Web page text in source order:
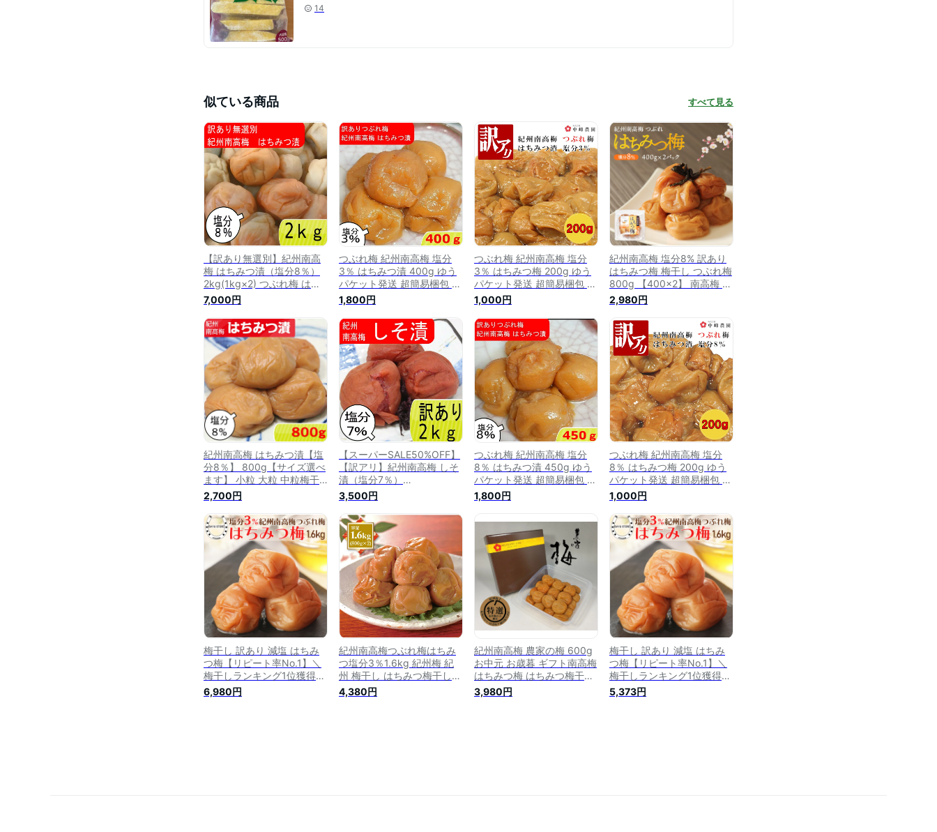
14
似ている商品 すべて見る
【訳あり無選別】紀州南高
梅 はちみつ漬（塩分8％）
2kg(1kg×2) つぶれ梅 はち
みつ梅干し はちみつ梅 蜂蜜
梅 はちみつうめ ハチミツ梅
干し 減塩梅干し 蜂蜜梅干し
紀州梅 南高梅 高級梅 梅 高
級 お取り寄せ 送料無料
7,000円
つぶれ梅 紀州南高梅 塩分
3％ はちみつ漬 400g ゆう
パケット発送 超簡易梱包 は
ちみつ梅干し はちみつ梅 蜂
蜜梅 はちみつうめ 梅干し
減塩梅干し 蜂蜜梅干し 紀州
梅 南高梅 梅 お取り寄せ 送
料無料 訳あり お得 低塩 ハ
チミツ
1,800円
つぶれ梅 紀州南高梅 塩分
3％ はちみつ梅 200g ゆう
パケット発送 超簡易梱包 塩
分補給 熱中症対策 はちみつ
梅干し はちみつ漬 蜂蜜梅
はちみつうめ 梅干し 減塩梅
干し 蜂蜜梅干し 紀州梅 南
高梅 梅 お取り寄せ 送料無
料 訳あり お得 低塩 ハチミ
ツ
1,000円
紀州南高梅 塩分8% 訳あり
はちみつ梅 梅干し つぶれ梅
800g 【400×2】 南高梅 つ
ぶれ梅 紀州南高梅つぶれ梅
和歌山 高級 紀州梅 紀州梅
干し 訳あり梅干し わけあり
梅干し はちみつ はちみつ梅
干し 蜂蜜梅干し 減塩梅干し
家庭用 うめぼし 減塩はちみ
つ 蜂蜜梅 送料無料 梅
2,980円
紀州南高梅 はちみつ漬【塩
分8％】 800g【サイズ選べ
ます】 小粒 大粒 中粒梅干
し 梅 はちみつ梅 はちみつ
うめ はちみつ梅干し ハチミ
ツ梅干し 蜂蜜梅干し 減塩梅
干し 南高梅 紀州梅干し 紀
州梅 高級梅 高級 減塩 産地
直送 和歌山 お取り寄せ 送
料無料
2,700円
【スーパーSALE50%OFF】
【訳アリ】紀州南高梅 しそ
漬（塩分7％）
2kg(500g×4) つぶれ梅 賞
味期限短い しそ梅干し はち
みつ 蜂蜜 しそうめ しそ梅
干し 減塩梅干し しそ梅干し
紀州梅 南高梅 高級梅 梅 高
級 お取り寄せ 送料無料 つ
ぶれ梅
3,500円
つぶれ梅 紀州南高梅 塩分
8％ はちみつ漬 450g ゆう
パケット発送 超簡易梱包 は
ちみつ梅干し はちみつ梅 蜂
蜜梅 はちみつうめ ハチミツ
し 紀州梅 南高梅 梅 お取り
寄せ 送料無料 訳あり お得
低塩
1,800円
つぶれ梅 紀州南高梅 塩分
8％ はちみつ梅 200g ゆう
パケット発送 超簡易梱包 塩
分補給 夏バテ対策 熱中症
はちみつ梅干し はちみつ漬
蜂蜜梅 はちみつうめ ハチミ
ツ梅干し 蜂蜜梅干し 紀州梅
南高梅 梅 お取り寄せ 送料
無料 訳あり お得
1,000円
梅干し 訳あり 減塩 はちみ
つ梅【リピート率No.1】＼
梅干しランキング1位獲得／
紀州南高梅 1.6kg (400g×4
個) 大粒 減塩 減塩梅干し 南
6,980円
紀州南高梅つぶれ梅はちみ
つ塩分3％1.6kg 紀州梅 紀
州 梅干し はちみつ梅干し
訳あり はちみつ梅干し 3%
送料無料 紀州南高梅 はちみ
4,380円
紀州南高梅 農家の梅 600g
お中元 お歳暮 ギフト南高梅
はちみつ梅 はちみつ梅干し
蜂蜜梅 梅干し はちみつ 高
級 贈り物紀州はちみつ梅干
3,980円
梅干し 訳あり 減塩 はちみ
つ梅【リピート率No.1】＼
梅干しランキング1位獲得／
紀州南高梅 1.6kg (400g×4
個) 大粒 減塩 減塩梅干し 南
5,373円